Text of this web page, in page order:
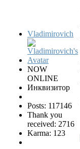
Vladimirovich
NOW
ONLINE
Инквизитор
Posts: 117146
Thank you
received: 2716
Karma: 123